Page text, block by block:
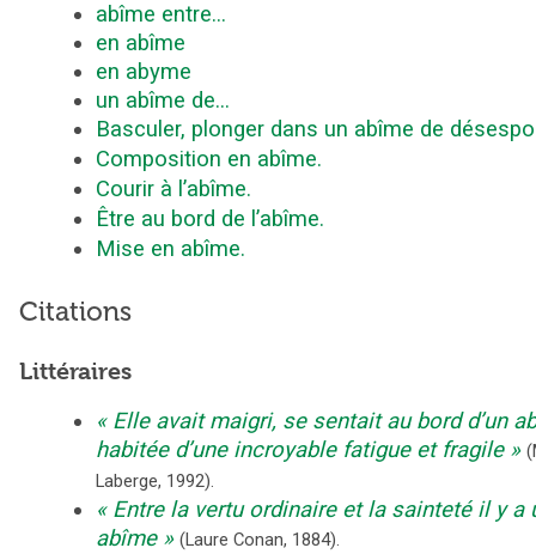
abîme entre...
en abîme
en abyme
un abîme de...
Basculer, plonger dans un abîme de
Composition en abîme.
Courir à l’abîme.
Être au bord de l’abîme.
Mise en abîme.
Citations
Littéraires
Elle avait maigri, se sentait au bord d’un
habitée d’une incroyable fatigue et fragile
(
Laberge, 1992).
Entre la vertu ordinaire et la sainteté il y a
abîme
(Laure Conan, 1884).